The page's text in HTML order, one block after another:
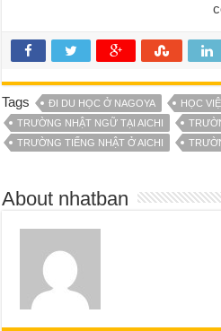
Tags ĐI DU HỌC Ở NAGOYA
HỌC
TRƯỜNG NHẬT NGỮ TẠI AICHI
TRƯỜNG TIẾNG NHẬT Ở AICHI
About nhatban